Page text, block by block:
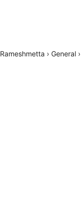
Rameshmetta › General ›